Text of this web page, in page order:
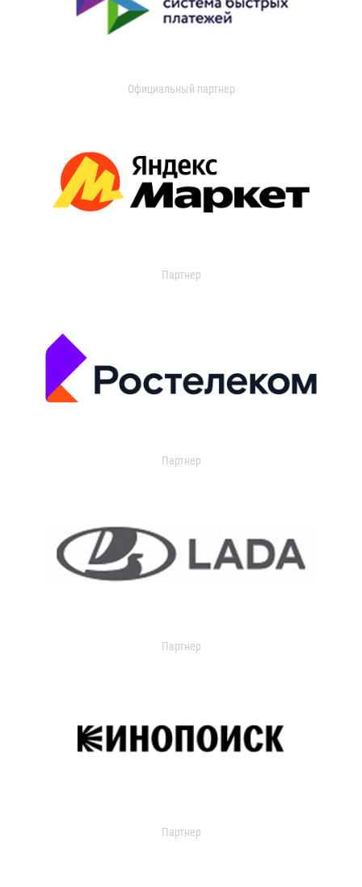
Официальный партнер
Партнер
Партнер
Партнер
Партнер